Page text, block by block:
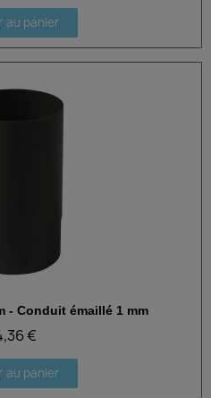
au panier
rapide
- Conduit émaillé 1 mm
€
au panier